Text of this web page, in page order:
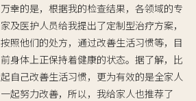
万幸的是，根据我的检查结果，各领域的专
家及医护人员给我提出了定制型治疗方案，
按照他们的处方，通过改善生活习惯等，目
前身体上正保持着健康的状态。据了解，比
起自己改善生活习惯，更为有效的是全家人
一起努力改善，所以，我给家人也推荐了